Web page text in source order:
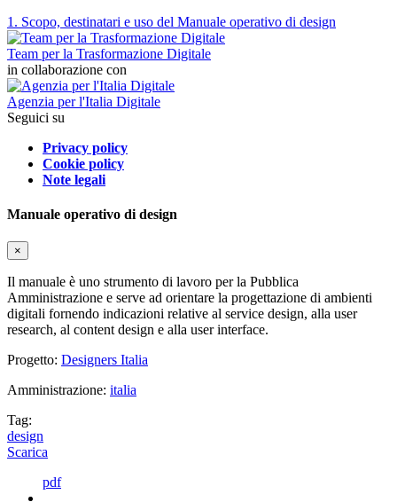
1. Scopo, destinatari e uso del Manuale operativo di design
Team per la Trasformazione Digitale
in collaborazione con
Agenzia per l'Italia Digitale
Seguici su
Privacy policy
Cookie policy
Note legali
Manuale operativo di design
×
Il manuale è uno strumento di lavoro per la Pubblica
Amministrazione e serve ad orientare la progettazione di ambienti
digitali fornendo indicazioni relative al service design, alla user
research, al content design e alla user interface.
Progetto: Designers Italia
Amministrazione: italia
Tag:
design
Scarica
pdf